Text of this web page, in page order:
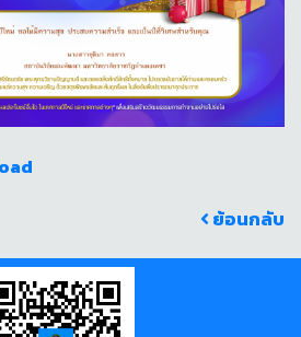
ย้อนกลับ